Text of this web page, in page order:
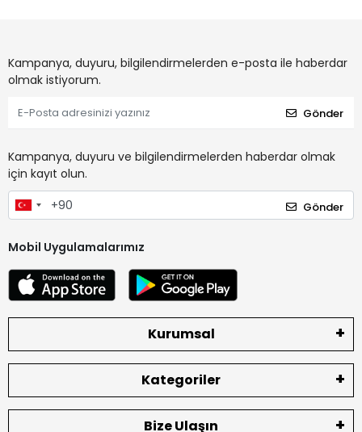
Kampanya, duyuru, bilgilendirmelerden e-posta ile haberdar
olmak istiyorum.
Gönder
Kampanya, duyuru ve bilgilendirmelerden haberdar olmak
için kayıt olun.
Gönder
Mobil Uygulamalarımız
Kurumsal
Kategoriler
Bize Ulaşın